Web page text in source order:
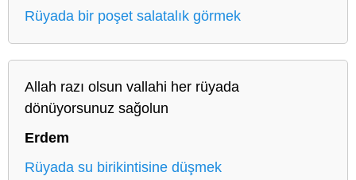
Rüyada bir poşet salatalık görmek
Allah razı olsun vallahi her rüyada
dönüyorsunuz sağolun
Erdem
Rüyada su birikintisine düşmek